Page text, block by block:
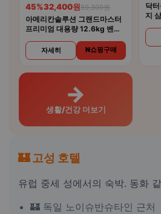
45%32,400원59,300원
아메리칸솔루션 그랜드마스터
프리미엄 대용량 12.6kg 벤토
자세히 N쇼핑구매
닥
지
→
생활/건강 더보기
🏰 고성 호텔
유럽 중세 성에서의 숙박. 동화
🏰 독일 노이슈반슈타인 근처